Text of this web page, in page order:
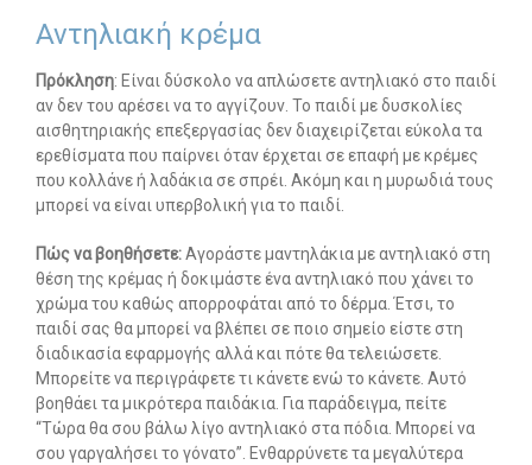
Αντηλιακή κρέμα
Πρόκληση: Είναι δύσκολο να απλώσετε αντηλιακό στο παιδί
αν δεν του αρέσει να το αγγίζουν. Το παιδί με δυσκολίες
αισθητηριακής επεξεργασίας δεν διαχειρίζεται εύκολα τα
ερεθίσματα που παίρνει όταν έρχεται σε επαφή με κρέμες
που κολλάνε ή λαδάκια σε σπρέι. Ακόμη και η μυρωδιά τους
μπορεί να είναι υπερβολική για το παιδί.
Πώς να βοηθήσετε:Αγοράστε μαντηλάκια με αντηλιακό στη
θέση της κρέμας ή δοκιμάστε ένα αντηλιακό που χάνει το
χρώμα του καθώς απορροφάται από το δέρμα. Έτσι, το
παιδί σας θα μπορεί να βλέπει σε ποιο σημείο είστε στη
διαδικασία εφαρμογής αλλά και πότε θα τελειώσετε.
Μπορείτε να περιγράφετε τι κάνετε ενώ το κάνετε. Αυτό
βοηθάει τα μικρότερα παιδάκια. Για παράδειγμα, πείτε
“Τώρα θα σου βάλω λίγο αντηλιακό στα πόδια. Μπορεί να
σου γαργαλήσει το γόνατο”. Ενθαρρύνετε τα μεγαλύτερα